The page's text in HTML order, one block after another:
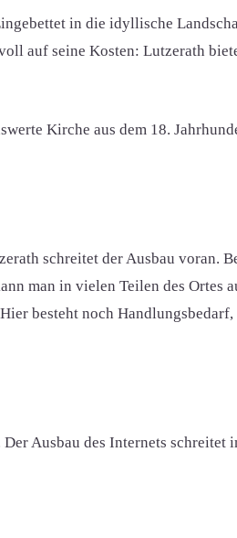
in die idyllische
auf seine Kosten: Lutzerath
Kirche aus dem 18.
schreitet der Ausbau voran.
man in vielen Teilen des Ortes
besteht noch Handlungsbedarf,
Ausbau des Internets schreitet